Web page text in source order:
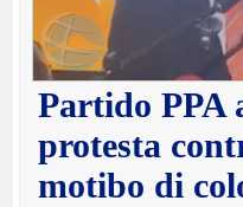
Partido PPA
protesta
motibo di